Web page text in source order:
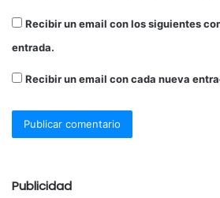
Recibir un email con los siguientes
entrada.
Recibir un email con cada nueva
Publicidad